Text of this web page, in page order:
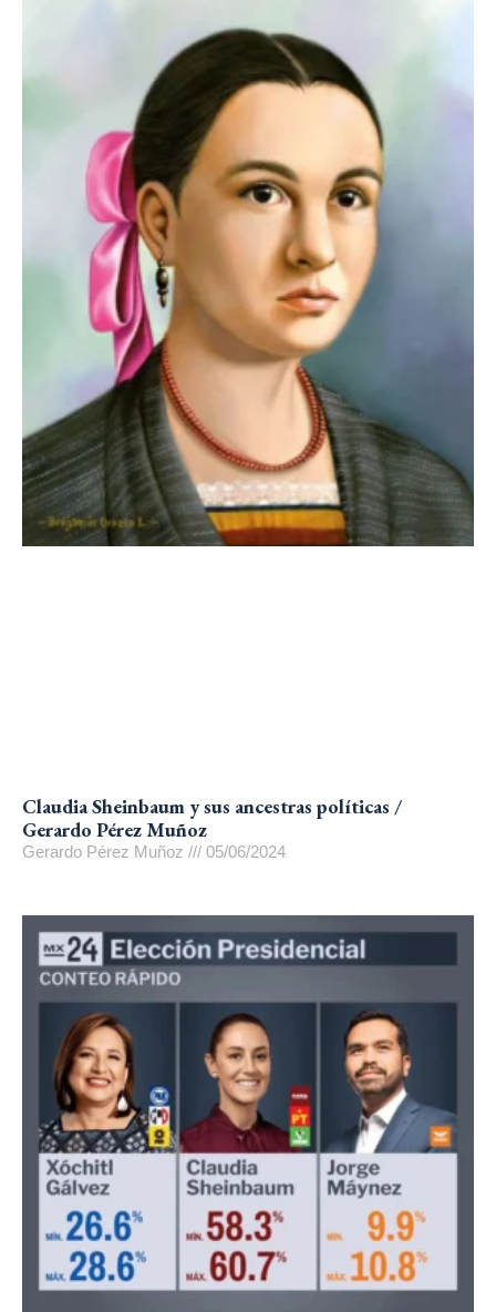
Claudia Sheinbaum y sus ancestras políticas /
Gerardo Pérez Muñoz
Gerardo Pérez Muñoz 05/06/2024